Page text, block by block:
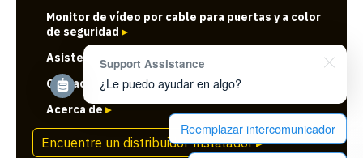
Monitor de vídeo por cable para puertas y a color
de seguridad ▸
Asistencia al cliente
▸
Contacto con nosotros▸
Acerca de ▸
Encuentre un distribuidor-instalador ▸
Support Assistance
¿Le puedo ayudar en algo?
Reemplazar intercomunicador